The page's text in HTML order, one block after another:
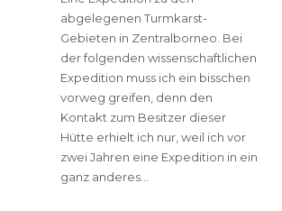
abgelegenen Turmkarst-
Gebieten in Zentralborneo. Bei
der folgenden wissenschaftlichen
Expedition muss ich ein bisschen
vorweg greifen, denn den
Kontakt zum Besitzer dieser
Hütte erhielt ich nur, weil ich vor
zwei Jahren eine Expedition in ein
ganz anderes…